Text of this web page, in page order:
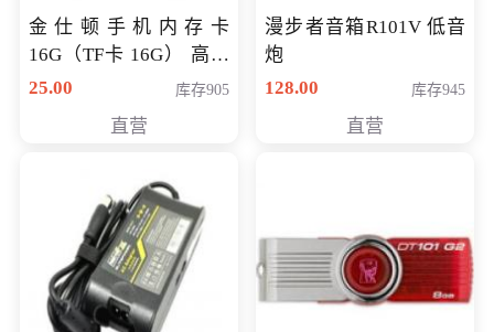
金仕顿手机内存卡
16G（TF卡 16G） 高速
卡 CLASS 10
25.00 库存905
直营
漫步者音箱R101V 低音
炮
128.00
库存945
直营